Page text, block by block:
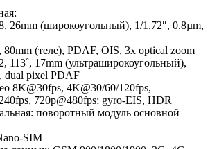
(широкоугольный), 1/1.72″, 0.8µm,
(теле), PDAF, OIS, 3x optical zoom
17mm (ультраширокоугольный),
dual pixel PDAF
8K@30fps, 4K@30/60/120fps,
720p@480fps; gyro-EIS, HDR
поворотный модуль основной
SIM